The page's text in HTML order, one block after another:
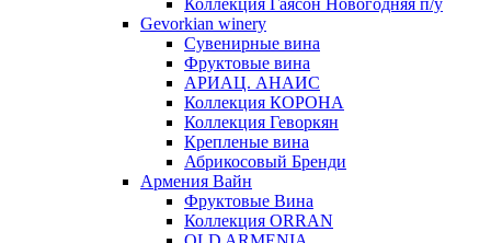
Коллекция Гаясон Новогодняя п/у
Gevorkian winery
Сувенирные вина
Фруктовые вина
АРИАЦ. АНАИС
Коллекция КОРОНА
Коллекция Геворкян
Крепленые вина
Абрикосовый Бренди
Армения Вайн
Фруктовые Вина
Коллекция ORRAN